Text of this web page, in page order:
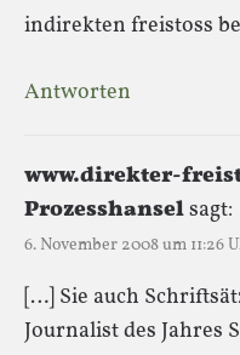
indirekten freistoss
Antworten
www.direkter-
Prozesshanselsagt:
6. November 2008 um 11:26
[…] Sie auch
Journalist des Jahres